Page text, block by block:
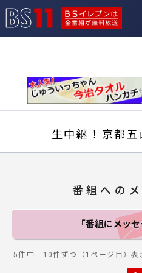
BSイレブンは全番組
生中継！京都
番組への
「番組にメッ
5件中 10件ずつ（1ページ目）表